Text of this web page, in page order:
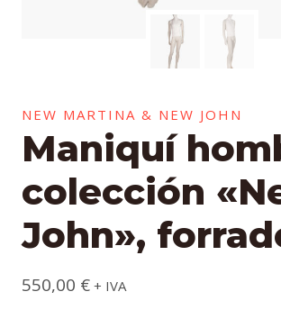
NEW MARTINA & NEW JOHN
Maniquí
colección
John»,
550,00 € + IVA